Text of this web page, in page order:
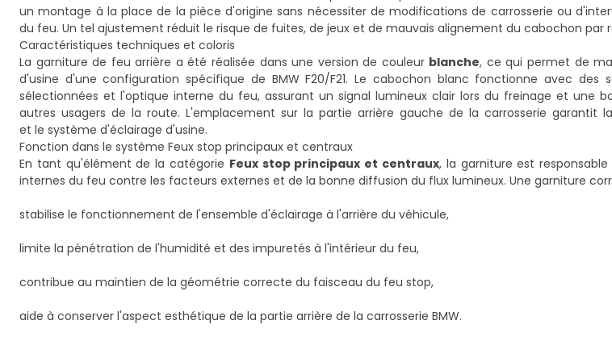
un montage à la place de la pièce d'origine sans nécessiter de modifications de carrosserie ou
du feu. Un tel ajustement réduit le risque de fuites, de jeux et de mauvais alignement du cabochon par
Caractéristiques techniques et coloris
La garniture de feu arrière a été réalisée dans une version de couleur blanche, ce qui permet de
d'usine d'une configuration spécifique de BMW F20/F21. Le cabochon blanc fonctionne avec des
sélectionnées et l'optique interne du feu, assurant un signal lumineux clair lors du freinage et une
autres usagers de la route. L'emplacement sur la partie arrière gauche de la carrosserie garantit
et le système d'éclairage d'usine.
Fonction dans le système Feux stop principaux et centraux
En tant qu'élément de la catégorie Feux stop principaux et centraux, la garniture est
internes du feu contre les facteurs externes et de la bonne diffusion du flux lumineux. Une garniture
stabilise le fonctionnement de l'ensemble d'éclairage à l'arrière du véhicule,
limite la pénétration de l'humidité et des impuretés à l'intérieur du feu,
contribue au maintien de la géométrie correcte du faisceau du feu stop,
aide à conserver l'aspect esthétique de la partie arrière de la carrosserie BMW.